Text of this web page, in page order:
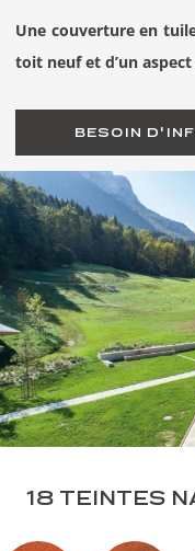
Une couverture en
toit neuf et d’un
BESOIN
18 TEINTES